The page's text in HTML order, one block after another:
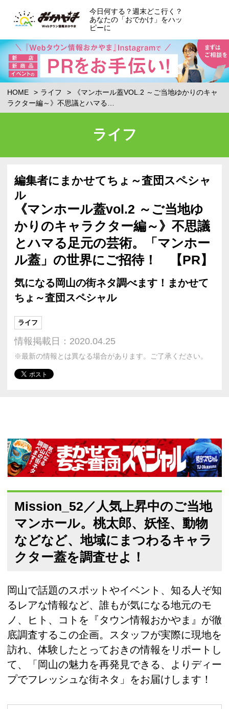
今日何する？週末どこ行く？
あなたの「おでかけ」をハッ
ピーに
HOME ライフ
《マンホール蓋VOL.2 ～ご当地ゆかりのキャ
ラクター編～》不思議とハマる…
ライフ
編集者にまかせてちょ～査団スペシャ
ル
《マンホール蓋vol.2 ～ご当地ゆ
かりのキャラクター編～》不思議
とハマる足元の芸術。「マンホー
ル蓋」の世界にご招待！ 【PR】
気になる岡山の街ネタ調べます！まかせて
ちょ～査団スペシャル
ライフ
情報掲載日：2020.04.25
※最新の情報とは異なる場合があります。ご了承ください。
Mission_52／人気上昇中のご当地
マンホール。桃太郎、妖怪、動物
などなど、地域にまつわるキャラ
クター蓋を調査せよ！
岡山で話題のスポットやイベント、知る人ぞ知
るレアな情報など、誰もが気になる地元のモ
ノ、ヒト、コトを『タウン情報おかやま』が徹
底調査するこの企画。スタッフが実際に現地を
訪れ、体験したとっておきの情報をリポートし
て、「岡山の魅力を再発見できる、よりディー
プでフレッシュな街ネタ」をお届けします！